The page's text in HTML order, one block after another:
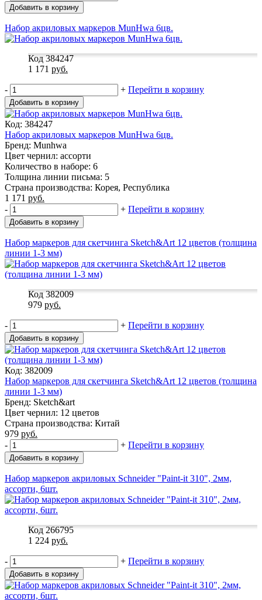
Добавить в корзину
Набор акриловых маркеров MunHwa 6цв.
Код 384247
1 171 руб.
- + Перейти в корзину
Добавить в корзину
Код: 384247
Набор акриловых маркеров MunHwa 6цв.
Бренд: Munhwa
Цвет чернил: ассорти
Количество в наборе: 6
Толщина линии письма: 5
Страна производства: Корея, Республика
1 171 руб.
-
+ Перейти в корзину
Добавить в корзину
Набор маркеров для скетчинга Sketch&Art 12 цветов (толщина
линии 1-3 мм)
Код 382009
979 руб.
- + Перейти в корзину
Добавить в корзину
Код: 382009
Набор маркеров для скетчинга Sketch&Art 12 цветов (толщина
линии 1-3 мм)
Бренд: Sketch&art
Цвет чернил: 12 цветов
Страна производства: Китай
979 руб.
-
+ Перейти в корзину
Добавить в корзину
Набор маркеров акриловых Schneider "Paint-it 310", 2мм,
ассорти, 6шт.
Код 266795
1 224 руб.
- + Перейти в корзину
Добавить в корзину